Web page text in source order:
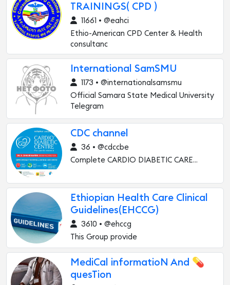
TRAININGS( CPD )
11661 • @eahci
Ethio-American CPD Center & Health
consultanc
International SamSMU
1173 • @internationalsamsmu
Official Samara State Medical University
Telegram
CDC channel
36 • @cdccbe
Complete CARDIO DIABETIC CARE...
Ethiopian Health Care Clinical
Guidelines(EHCCG)
3610 • @ehccg
This Group provide
MediCal informatioN And 💊
quesTion